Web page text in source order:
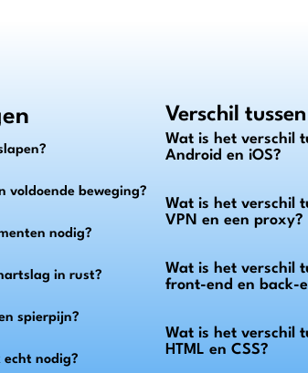
voldoende beweging?
nodig?
in rust?
spierpijn?
echt nodig?
Verschil tussen
Wat is het verschil
Android en iOS?
Wat is het verschil
VPN en een proxy?
Wat is het verschil
front-end en back-
Wat is het verschil
HTML en CSS?